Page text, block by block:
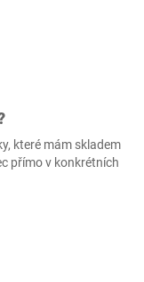
které mám skladem
přímo v konkrétních